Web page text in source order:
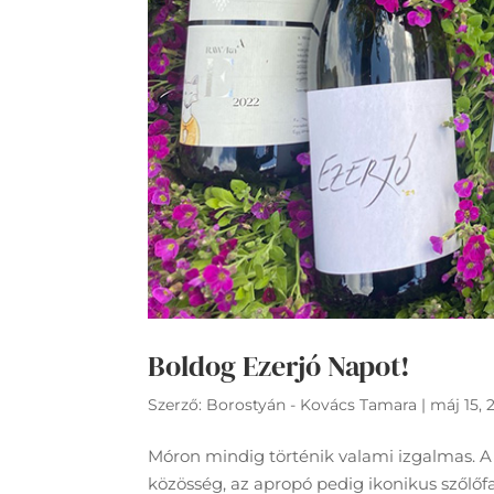
Boldog Ezerjó Napot!
Szerző: Borostyán - Kovács Tamara | máj 15,
Móron mindig történik valami izgalmas.
közösség, az apropó pedig ikonikus